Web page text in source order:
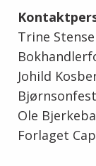
Trine
Johild
Ole
Forlaget